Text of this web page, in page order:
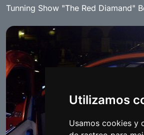
Utilizamos
Usamos cookies y
Tunning Show "The Red Diamand"